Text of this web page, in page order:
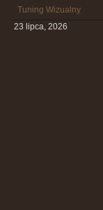
Tuning Wizualny
23 lipca, 2026